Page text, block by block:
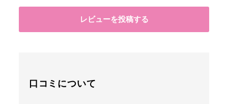
レビューを投稿する
口コミについて